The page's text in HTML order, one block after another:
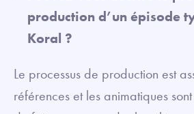
production d’un épisode
Koral ?
Le processus de production est
références et les animatiques